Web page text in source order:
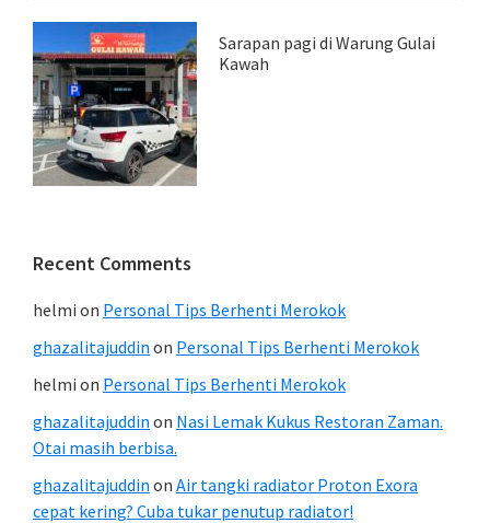
Sarapan pagi di Warung Gulai
Kawah
Recent Comments
helmi on Personal Tips Berhenti Merokok
ghazalitajuddin on Personal Tips Berhenti Merokok
helmi on Personal Tips Berhenti Merokok
ghazalitajuddin on Nasi Lemak Kukus Restoran Zaman.
Otai masih berbisa.
ghazalitajuddin on Air tangki radiator Proton Exora
cepat kering? Cuba tukar penutup radiator!